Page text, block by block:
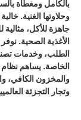
بالكامل ومغطاة
وحلاوتها الغنية.
جاهزة للأكل،
الأغذية الصحية.
الخاصة. يساهم نظام
والمخزون الكافي،
وتجار التجزئة